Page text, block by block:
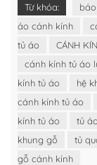
Từ khóa:
áo cánh kính
tủ áo
CÁNH
cánh kính tủ áo
kính tủ áo
hệ
cánh kính tủ áo
kính tủ áo
tủ
khung gỗ
tủ
gỗ cánh kính